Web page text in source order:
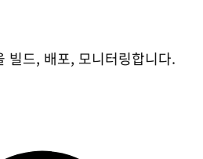
빌드, 배포, 모니터링합니다.